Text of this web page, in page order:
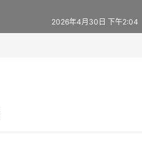
2026年4月30日 下午2:04